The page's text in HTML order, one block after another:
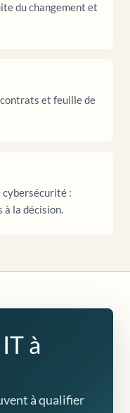
du changement et
et feuille de
:
à la décision.
à
à qualifier